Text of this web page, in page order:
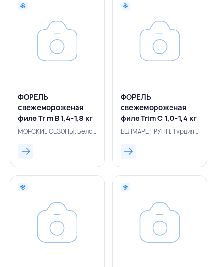
ФОРЕЛЬ
свежемороженая
филе Trim B 1,4-1,8 кг
вакуумная упаковка
СЕЗОНЫ, БЕЛАРУСЬ
МОРСКИЕ СЕЗОНЫ, Белоруссия, 500005491
ФОРЕЛЬ
свежемороженая
филе Trim C 1,0-1,4 кг
вакуумная упаковка
БЕЛАРУСЬ
БЕЛМАРЕ ГРУПП, Турция, 500005575